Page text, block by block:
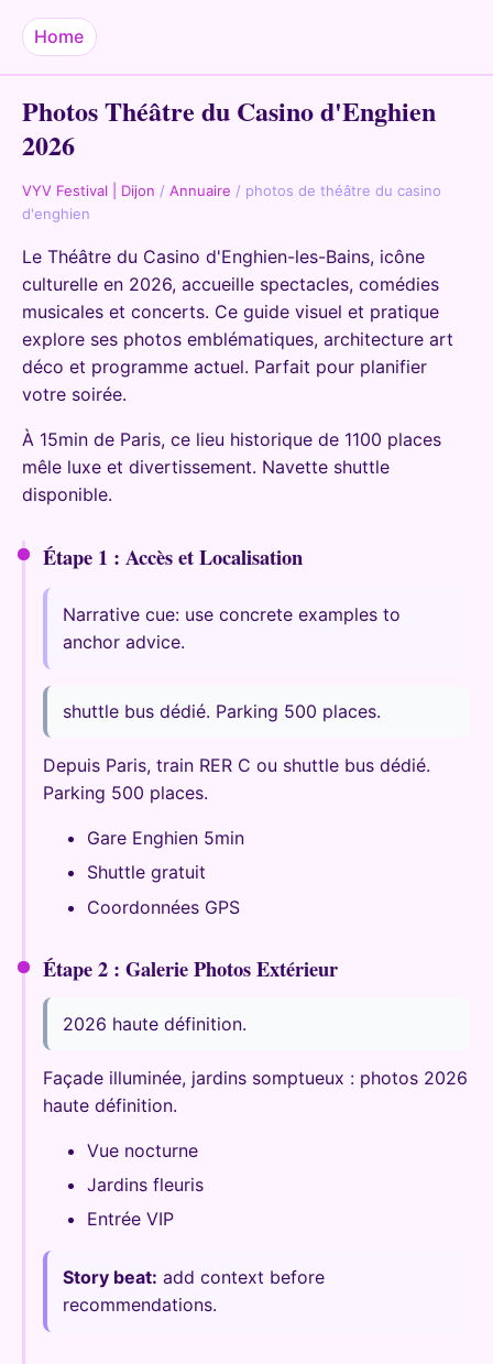
Home
Photos Théâtre du Casino d'Enghien
2026
VYV Festival | Dijon / Annuaire / photos de théâtre du casino
d'enghien
Le Théâtre du Casino d'Enghien-les-Bains, icône
culturelle en 2026, accueille spectacles, comédies
musicales et concerts. Ce guide visuel et pratique
explore ses photos emblématiques, architecture art
déco et programme actuel. Parfait pour planifier
votre soirée.
À 15min de Paris, ce lieu historique de 1100 places
mêle luxe et divertissement. Navette shuttle
disponible.
Étape 1 : Accès et Localisation
Narrative cue: use concrete examples to
anchor advice.
shuttle bus dédié. Parking 500 places.
Depuis Paris, train RER C ou shuttle bus dédié.
Parking 500 places.
Gare Enghien 5min
Shuttle gratuit
Coordonnées GPS
Étape 2 : Galerie Photos Extérieur
2026 haute définition.
Façade illuminée, jardins somptueux : photos 2026
haute définition.
Vue nocturne
Jardins fleuris
Entrée VIP
Story beat: add context before
recommendations.